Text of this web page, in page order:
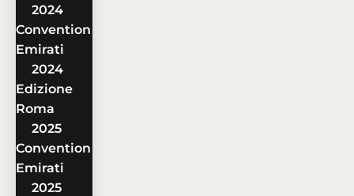
2024
Convention
Emirati
2024
Edizione
Roma
2025
Convention
Emirati
2025